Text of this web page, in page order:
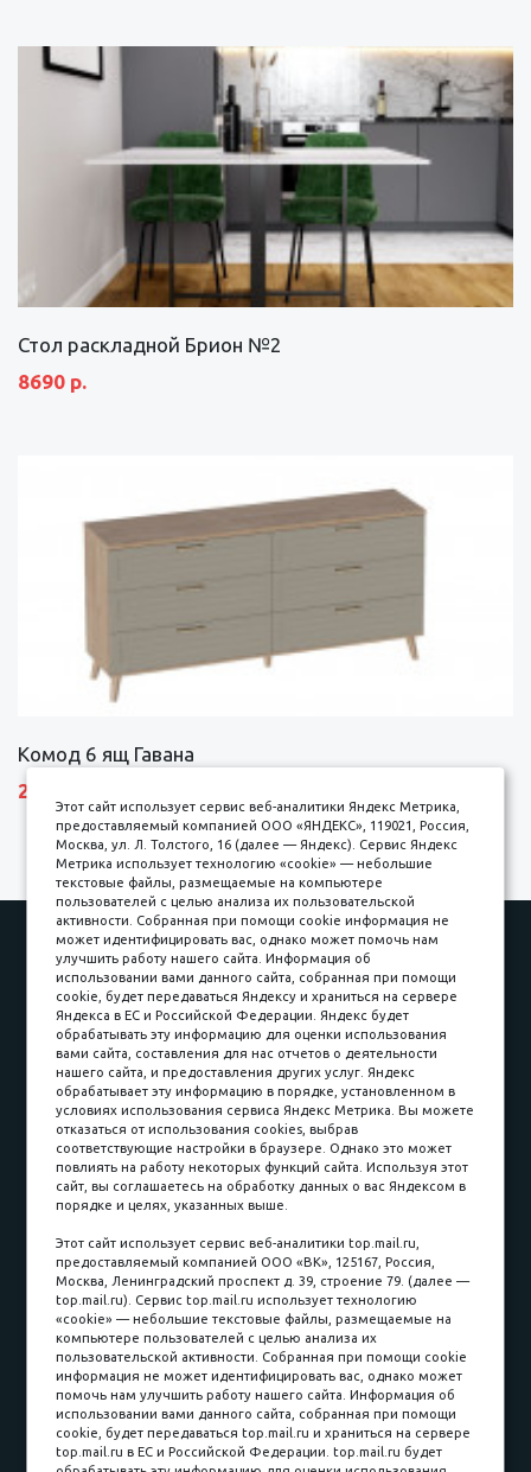
Стол раскладной Брион №2
8690 р.
Комод 6 ящ Гавана
27690 р.
Наши работы
Оплата
Доставка и сборка
Гарантии
Карьера в компании
Контакты
Принимаем к оплате
Наличные
пл. Соляная, 6, стр. 16
8 (3822) 60-70-30
8 (3822) 50-39-09
8 (3822) 22-77-68
8 (3822) 50-48-50
8 (3822) 65-42-10
Этот сайт использует сервис веб-аналитики Яндекс Метрика,
предоставляемый компанией ООО «ЯНДЕКС», 119021, Россия,
Москва, ул. Л. Толстого, 16 (далее — Яндекс). Сервис Яндекс
Метрика использует технологию «cookie» — небольшие
текстовые файлы, размещаемые на компьютере
пользователей с целью анализа их пользовательской
активности. Собранная при помощи cookie информация не
может идентифицировать вас, однако может помочь нам
улучшить работу нашего сайта. Информация об
использовании вами данного сайта, собранная при помощи
cookie, будет передаваться Яндексу и храниться на сервере
Яндекса в ЕС и Российской Федерации. Яндекс будет
обрабатывать эту информацию для оценки использования
вами сайта, составления для нас отчетов о деятельности
нашего сайта, и предоставления других услуг. Яндекс
обрабатывает эту информацию в порядке, установленном в
условиях использования сервиса Яндекс Метрика. Вы можете
отказаться от использования cookies, выбрав
соответствующие настройки в браузере. Однако это может
повлиять на работу некоторых функций сайта. Используя этот
сайт, вы соглашаетесь на обработку данных о вас Яндексом в
порядке и целях, указанных выше.
Этот сайт использует сервис веб-аналитики top.mail.ru,
предоставляемый компанией ООО «ВК», 125167, Россия,
Москва, Ленинградский проспект д. 39, строение 79. (далее —
top.mail.ru). Сервис top.mail.ru использует технологию
«cookie» — небольшие текстовые файлы, размещаемые на
компьютере пользователей с целью анализа их
пользовательской активности. Собранная при помощи cookie
информация не может идентифицировать вас, однако может
помочь нам улучшить работу нашего сайта. Информация об
использовании вами данного сайта, собранная при помощи
cookie, будет передаваться top.mail.ru и храниться на сервере
top.mail.ru в ЕС и Российской Федерации. top.mail.ru будет